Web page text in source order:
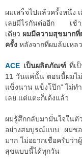
ผมเสร็จไปแล้วครั้งหนึ่ง
เลยมีไรกันต่ออีก เช้า
เดียว ผมมีความสุขมากที่
ครั้ง หลังจากที่ผมล้มเหล
ACE เป็นผลิตภัณฑ์ที่เ
11 วันแค่นั้น ตอนนี้ผมไม่
แข็งนาน แข็งโป๊ก” ไม่ทำ
เลย แต่แตะก็เด้งแล้ว
ผมรู้สึกกลับมามั่นใจในตั
อย่างสมบูรณ์แบบ ผมชอ
มาก ไม่อยากเชื่อครับว่
สุขแบบนี้ได้ทุกวัน